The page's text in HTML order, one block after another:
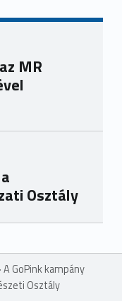
MR
Osztály
A GoPink kampány
Osztály